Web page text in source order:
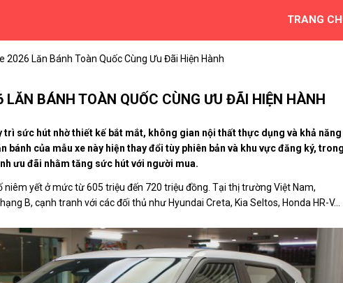
TRANG
2026 Lăn Bánh Toàn Quốc Cùng Ưu Đãi Hiện Hành
BÁNH TOÀN QUỐC CÙNG ƯU ĐÃI HIỆN HÀNH
sức hút nhờ thiết kế bắt mắt, không gian nội thất thực dụng và khả năng
bánh của mẫu xe này hiện thay đổi tùy phiên bản và khu vực đăng ký,
ưu đãi nhằm tăng sức hút với người mua.
yết ở mức từ 605 triệu đến 720 triệu đồng. Tại thị trường Việt Nam,
B, cạnh tranh với các đối thủ như Hyundai Creta, Kia Seltos, Honda HR-V...